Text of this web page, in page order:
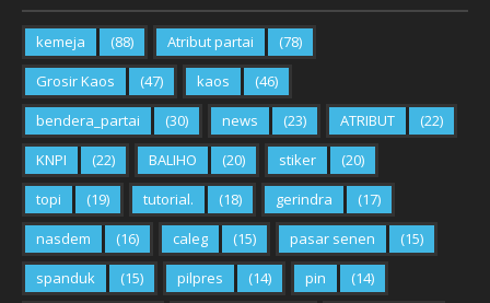
kemeja (88) Atribut partai
(78)
Grosir Kaos
(47) kaos
(46)
bendera_partai
(30) news (23) ATRIBUT
(22)
KNPI
(22) BALIHO (20) stiker
(20)
topi
(19) tutorial. (18) gerindra
(17)
nasdem
(16) caleg (15) pasar senen
(15)
spanduk
(15) pilpres (14) pin
(14)